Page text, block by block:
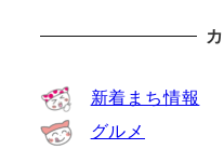
新着まち情報
グルメ